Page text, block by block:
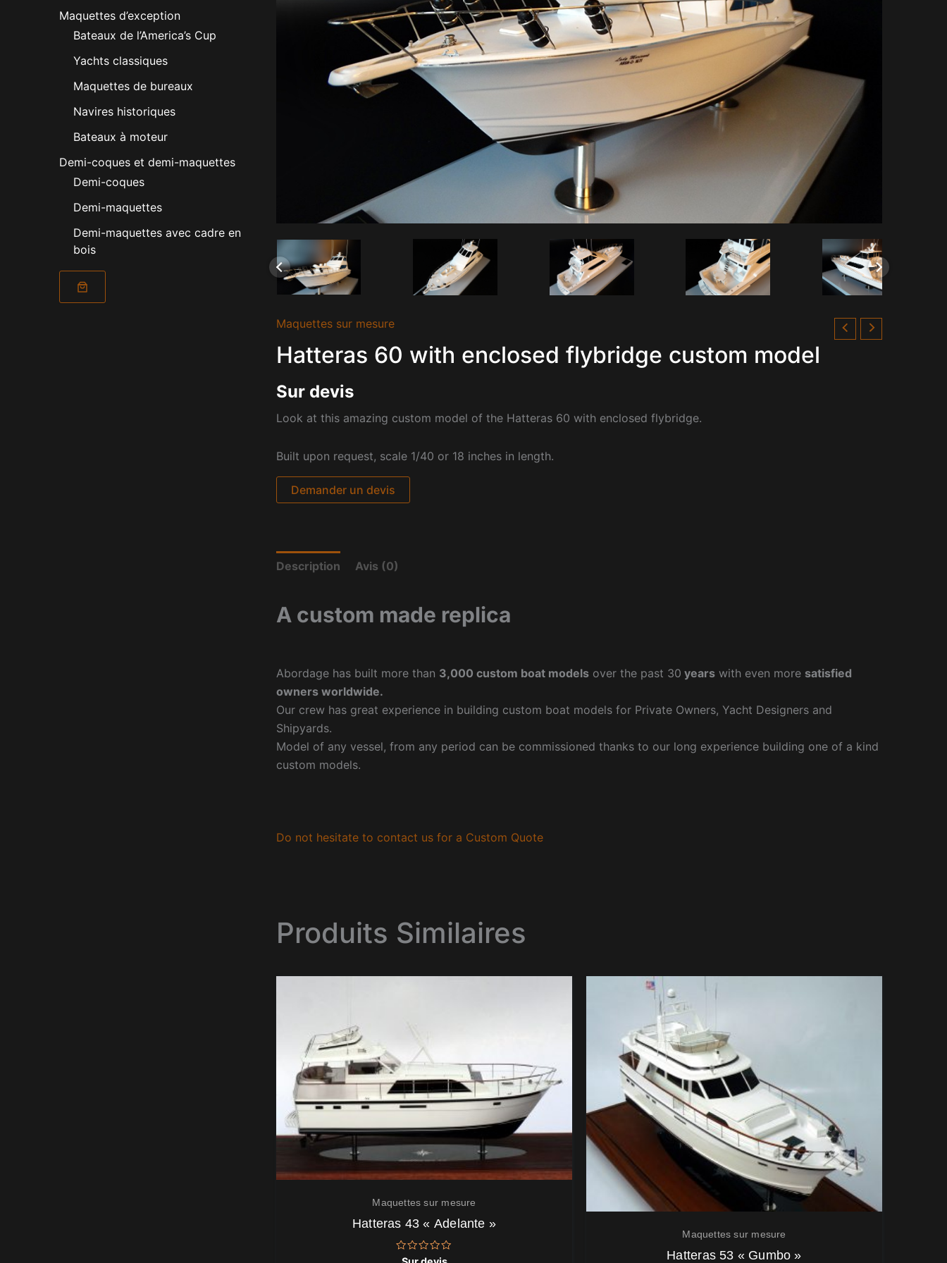
Maquettes d’exception
Bateaux de l’America’s Cup
Yachts classiques
Maquettes de bureaux
Navires historiques
Bateaux à moteur
Demi-coques et demi-maquettes
Demi-coques
Demi-maquettes
Demi-maquettes avec cadre en
bois
Maquettes sur mesure
Hatteras 60 with enclosed flybridge custom model
Sur devis
Look at this amazing custom model of the Hatteras 60 with enclosed flybridge.
Built upon request, scale 1/40 or 18 inches in length.
Demander un devis
Description Avis (0)
A custom made replica
Abordage has built more than 3,000 custom boat models over the past 30 years with even more satisfied
owners worldwide.
Our crew has great experience in building custom boat models for Private Owners, Yacht Designers and
Shipyards.
Model of any vessel, from any period can be commissioned thanks to our long experience building one of a kind
custom models.
Do not hesitate to contact us for a Custom Quote
Produits Similaires
Maquettes sur mesure
Hatteras 43 « Adelante »
Note
Maquettes sur mesure
Hatteras 53 « Gumbo »